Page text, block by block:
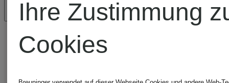
Ihre Zustimmung
Cookies